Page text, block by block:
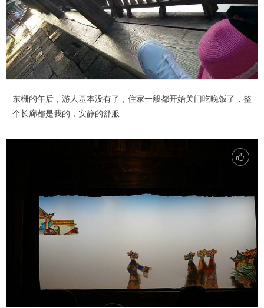
东栅的午后，游人基本没有了，住家一般都开始关门吃晚饭了，整
个长廊都是我的，安静的舒服